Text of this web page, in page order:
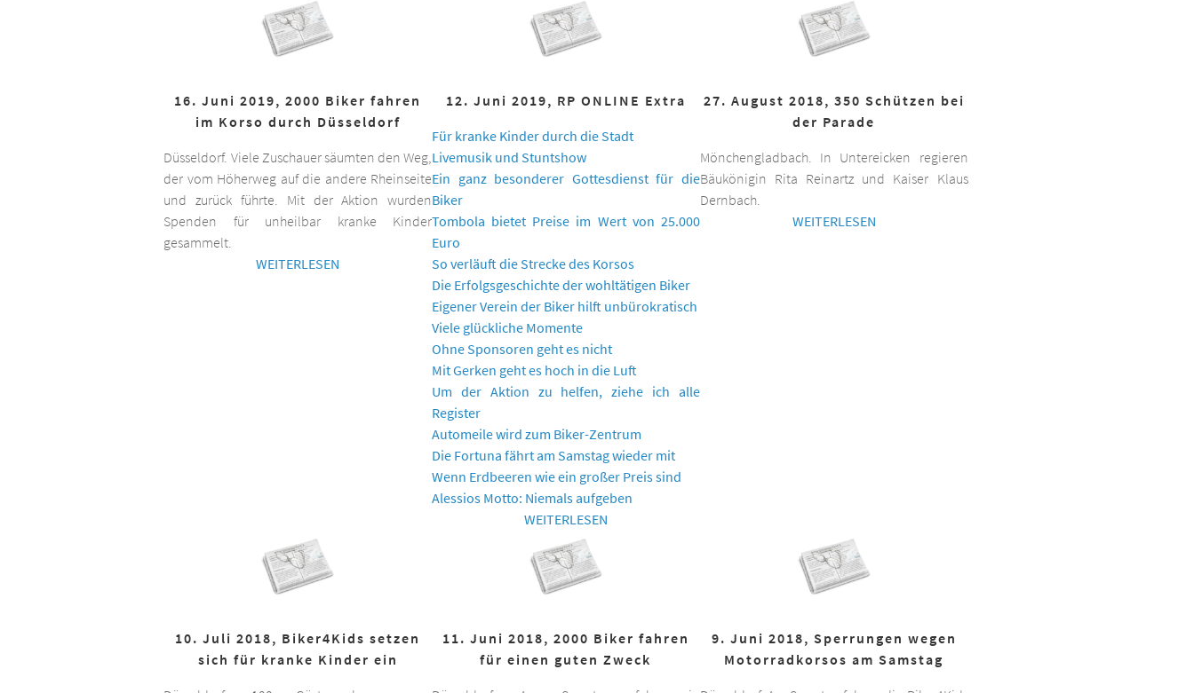
16. Juni 2019, 2000 Biker fahren
im Korso durch Düsseldorf
Düsseldorf. Viele Zuschauer säumten den Weg,
der vom Höherweg auf die andere Rheinseite
und zurück führte. Mit der Aktion wurden
Spenden für unheilbar kranke Kinder
gesammelt.
WEITERLESEN
12. Juni 2019, RP ONLINE Extra
Für kranke Kinder durch die Stadt
Livemusik und Stuntshow
Ein ganz besonderer Gottesdienst für die
Biker
Tombola bietet Preise im Wert von 25.000
Euro
So verläuft die Strecke des Korsos
Die Erfolgsgeschichte der wohltätigen Biker
Eigener Verein der Biker hilft unbürokratisch
Viele glückliche Momente
Ohne Sponsoren geht es nicht
Mit Gerken geht es hoch in die Luft
Um der Aktion zu helfen, ziehe ich alle
Register
Automeile wird zum Biker-Zentrum
Die Fortuna fährt am Samstag wieder mit
Wenn Erdbeeren wie ein großer Preis sind
Alessios Motto: Niemals aufgeben
WEITERLESEN
27. August 2018, 350 Schützen bei
der Parade
Mönchengladbach. In Untereicken regieren
Bäukönigin Rita Reinartz und Kaiser Klaus
Dernbach.
WEITERLESEN
10. Juli 2018, Biker4Kids setzen
sich für kranke Kinder ein
11. Juni 2018, 2000 Biker fahren
für einen guten Zweck
9. Juni 2018, Sperrungen wegen
Motorradkorsos am Samstag